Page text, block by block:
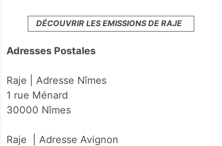
DÉCOUVRIR LES EMISSIONS DE RAJE
Adresses Postales
Raje | Adresse Nîmes
1 rue Ménard
30000 Nîmes
Raje | Adresse Avignon